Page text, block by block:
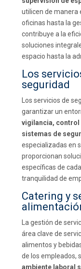
utilicen de manera
oficinas hasta la
contribuye a la
soluciones
espacio hasta la
Los
seguridad
Los servicios de
garantizar un
vigilancia, control
sistemas de
especializadas en
proporcionan
específicas de
tranquilidad de
Catering y
La gestión de
área clave de
alimentos y
de los empleados,
ambiente laboral